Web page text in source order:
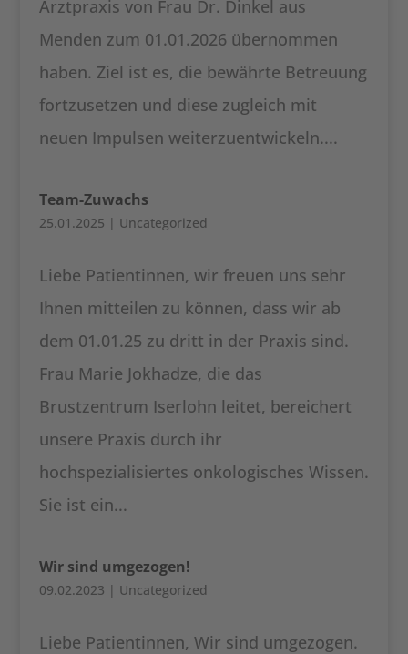
Arztpraxis von Frau Dr. Dinkel aus
Menden zum 01.01.2026 übernommen
haben. Ziel ist es, die bewährte Betreuung
fortzusetzen und diese zugleich mit
neuen Impulsen weiterzuentwickeln....
Team-Zuwachs
25.01.2025 | Uncategorized
Liebe Patientinnen, wir freuen uns sehr
Ihnen mitteilen zu können, dass wir ab
dem 01.01.25 zu dritt in der Praxis sind.
Frau Marie Jokhadze, die das
Brustzentrum Iserlohn leitet, bereichert
unsere Praxis durch ihr
hochspezialisiertes onkologisches Wissen.
Sie ist ein...
Wir sind umgezogen!
09.02.2023 | Uncategorized
Liebe Patientinnen, Wir sind umgezogen.